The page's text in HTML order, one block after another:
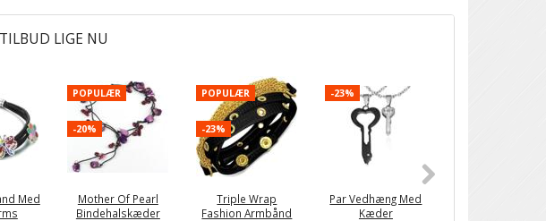
TILBUD LIGE NU
Med
POPULÆR
-20%
Mother Of Pearl
Bindehalskæder
POPULÆR
-23%
Triple Wrap
Fashion Armbånd
-23%
Par Vedhæng Med
Kæder